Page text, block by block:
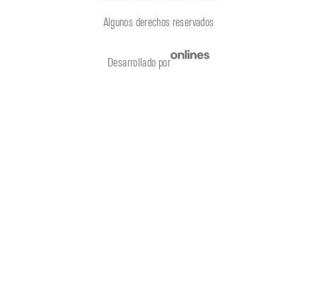
Algunos derechos reservados
Desarrollado por